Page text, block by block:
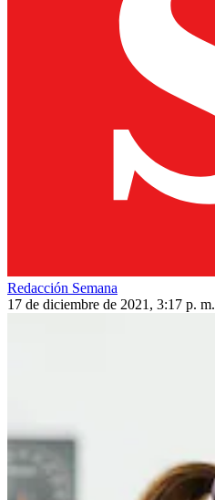
Redacción Semana
17 de diciembre de 2021, 3:17 p. m.